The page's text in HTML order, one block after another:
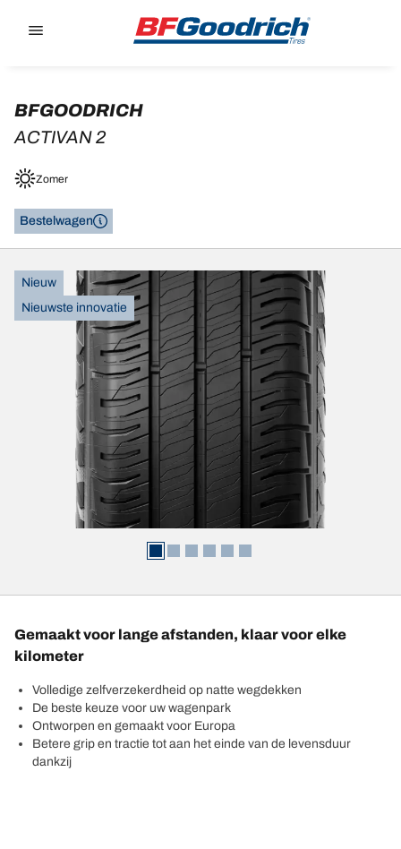
Nieuw
Nieuwste innovatie
BFGOODRICH
ACTIVAN 2
Zomer
Bestelwagen
Gemaakt voor lange afstanden, klaar voor elke
kilometer
Volledige zelfverzekerdheid op natte wegdekken
De beste keuze voor uw wagenpark
Ontworpen en gemaakt voor Europa
Betere grip en tractie tot aan het einde van de levensduur
dankzij